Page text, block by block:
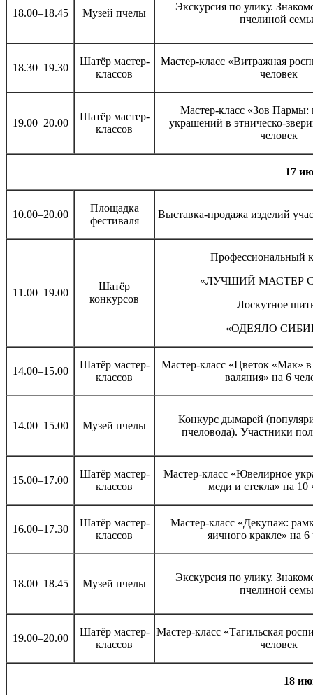
18.00–18.45 Музей пчелы
Экскурсия по улику.
пчелиной
18.30–19.30
Шатёр мастер-
классов
Мастер-класс «Витражная
человек
19.00–20.00
Шатёр мастер-
классов
Мастер-класс «Зов Пармы:
украшений в этническо-
человек
17
10.00–20.00
Площадка
фестиваля
Выставка-продажа изделий
11.00–19.00
Шатёр
конкурсов
Профессиональный
«ЛУЧШИЙ МАСТЕР
Лоскутное
«ОДЕЯЛО
14.00–15.00
Шатёр мастер-
классов
Мастер-класс «Цветок «Мак»
валяния» на 6
14.00–15.00 Музей пчелы
Конкурс дымарей
пчеловода). Участники
15.00–17.00
Шатёр мастер-
классов
Мастер-класс «Ювелирное
меди и стекла» на 10
16.00–17.30
Шатёр мастер-
классов
Мастер-класс «Декупаж:
яичного кракле» на 6
18.00–18.45 Музей пчелы
Экскурсия по улику.
пчелиной
19.00–20.00
Шатёр мастер-
классов
Мастер-класс «Тагильская
человек
18